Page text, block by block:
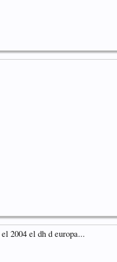
2004 el dh d europa...